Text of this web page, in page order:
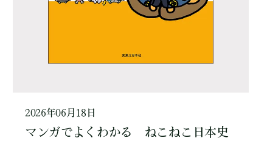
2026年06月18日
マンガでよくわかる ねこねこ日本史